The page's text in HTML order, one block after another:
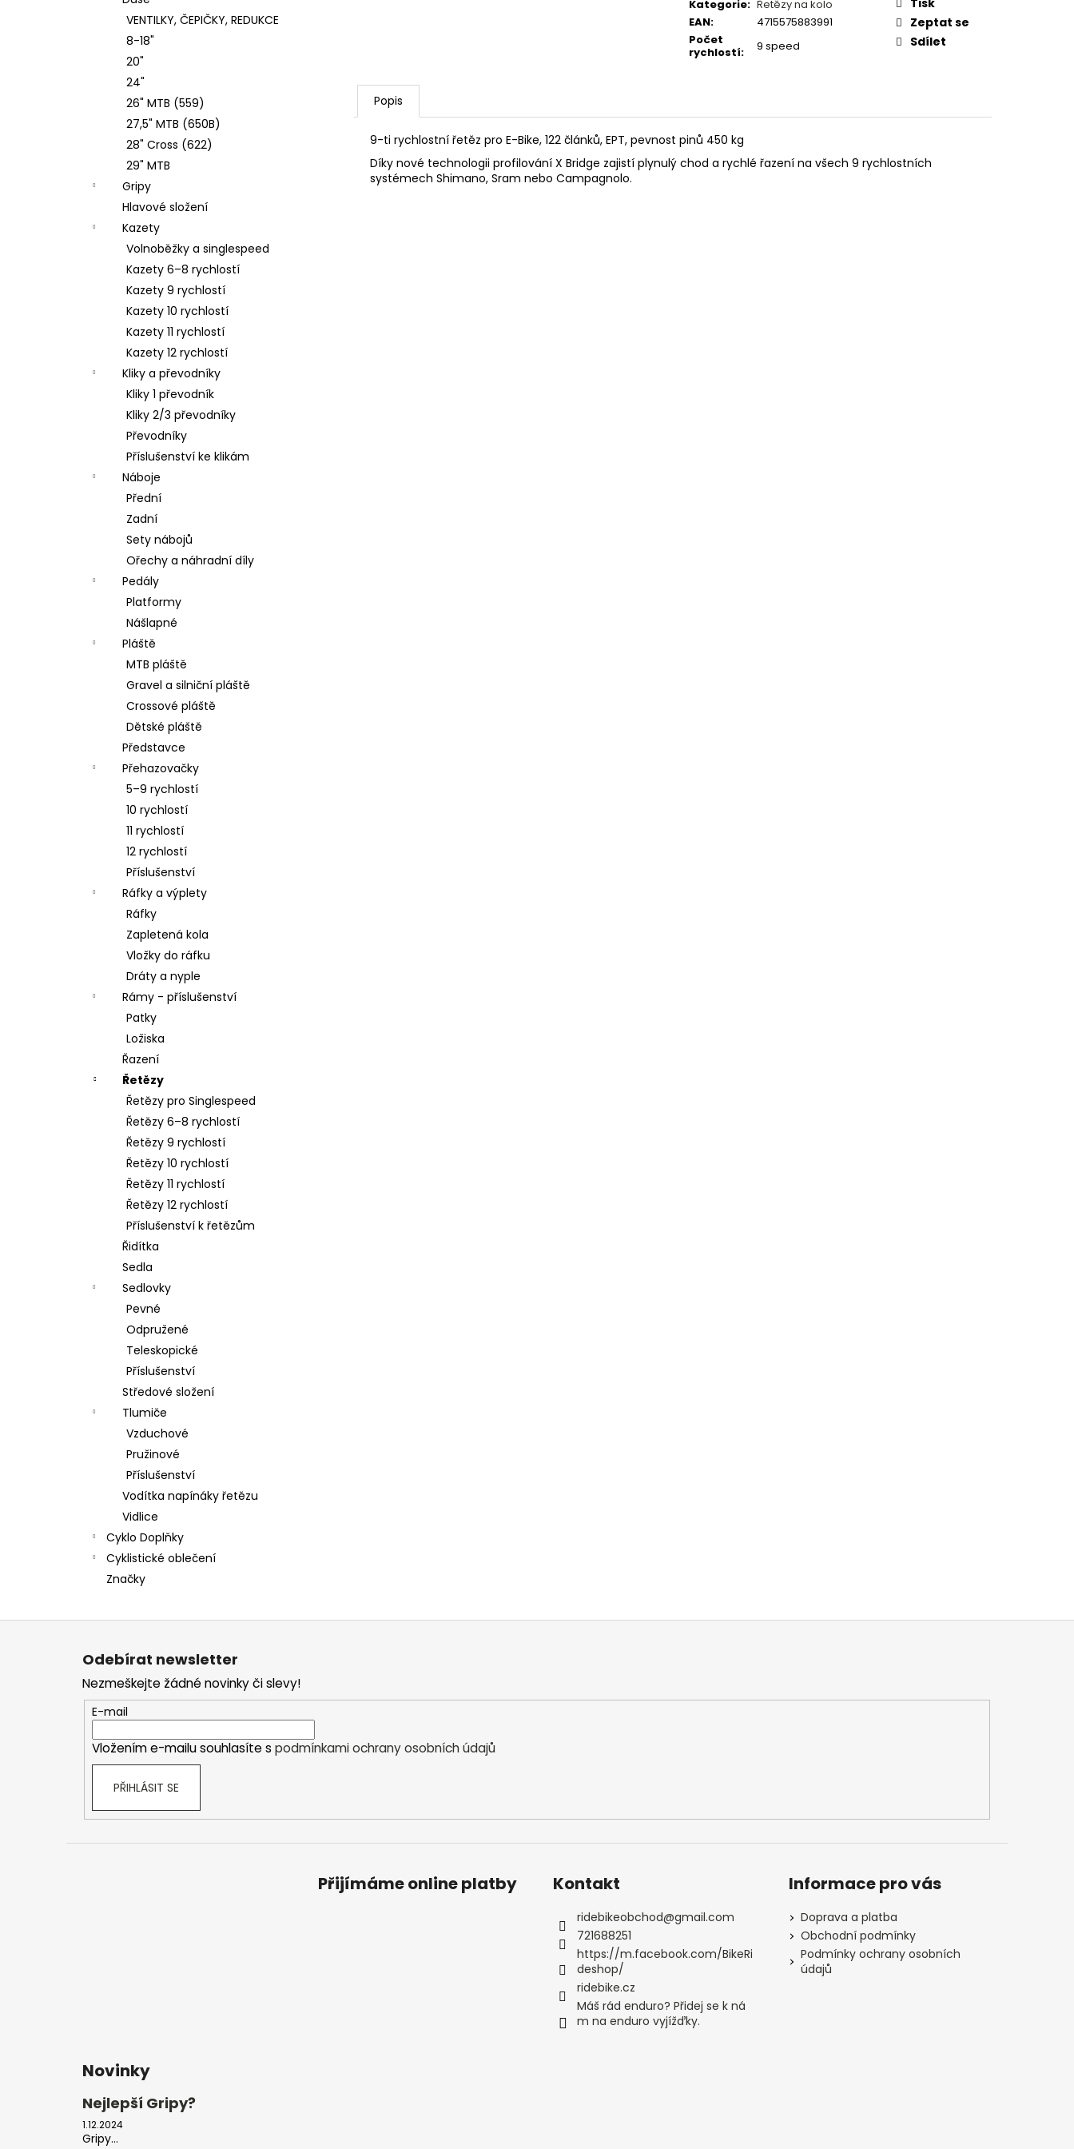
VENTILKY, ČEPIČKY, REDUKCE
8-18"
20"
24"
26" MTB (559)
27,5" MTB (650B)
28" Cross (622)
29" MTB
Gripy
Hlavové složení
Kazety
Volnoběžky a singlespeed
Kazety 6–8 rychlostí
Kazety 9 rychlostí
Kazety 10 rychlostí
Kazety 11 rychlostí
Kazety 12 rychlostí
Kliky a převodníky
Kliky 1 převodník
Kliky 2/3 převodníky
Převodníky
Příslušenství ke klikám
Náboje
Přední
Zadní
Sety nábojů
Ořechy a náhradní díly
Pedály
Platformy
Nášlapné
Pláště
MTB pláště
Gravel a silniční pláště
Crossové pláště
Dětské pláště
Představce
Přehazovačky
5–9 rychlostí
10 rychlostí
11 rychlostí
12 rychlostí
Příslušenství
Ráfky a výplety
Ráfky
Zapletená kola
Vložky do ráfku
Dráty a nyple
Rámy - příslušenství
Patky
Ložiska
Řazení
Řetězy
Řetězy pro Singlespeed
Řetězy 6–8 rychlostí
Řetězy 9 rychlostí
Řetězy 10 rychlostí
Řetězy 11 rychlostí
Řetězy 12 rychlostí
Příslušenství k řetězům
Řidítka
Sedla
Sedlovky
Pevné
Odpružené
Teleskopické
Příslušenství
Středové složení
Tlumiče
Vzduchové
Pružinové
Příslušenství
Vodítka napínáky řetězu
Vidlice
Cyklo Doplňky
Cyklistické oblečení
Značky
Kategorie: Řetězy na kolo
EAN:
4715575883991
Počet
rychlostí: 9 speed
Zeptat se
Sdílet
Popis
9-ti rychlostní řetěz pro E-Bike, 122 článků, EPT, pevnost pinů 450 kg
Díky nové technologii profilování X Bridge zajistí plynulý chod a rychlé řazení na všech 9 rychlostních
systémech Shimano, Sram nebo Campagnolo.
4 053 Kč
Z
Odebírat newsletter
Nezmeškejte žádné novinky či slevy!
E-mail
Vložením e-mailu souhlasíte s podmínkami ochrany osobních údajů
PŘIHLÁSIT SE
Přijímáme online platby Kontakt
ridebikeobchod@gmail.com
721688251
https://m.facebook.com/BikeRi
deshop/
ridebike.cz
Máš rád enduro? Přidej se k ná
m na enduro vyjížďky.
Informace pro vás
Doprava a platba
Obchodní podmínky
Podmínky ochrany osobních
údajů
Novinky
Nejlepší Gripy?
1.12.2024
Gripy...